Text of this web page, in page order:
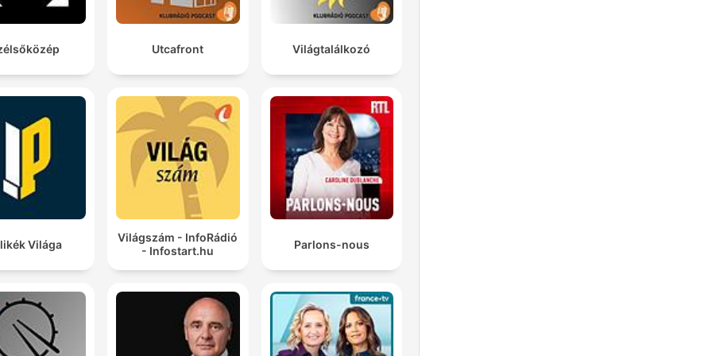
Utcafront Világtalálkozó
Világa
Világszám - InfoRádió
- Infostart.hu
Parlons-nous